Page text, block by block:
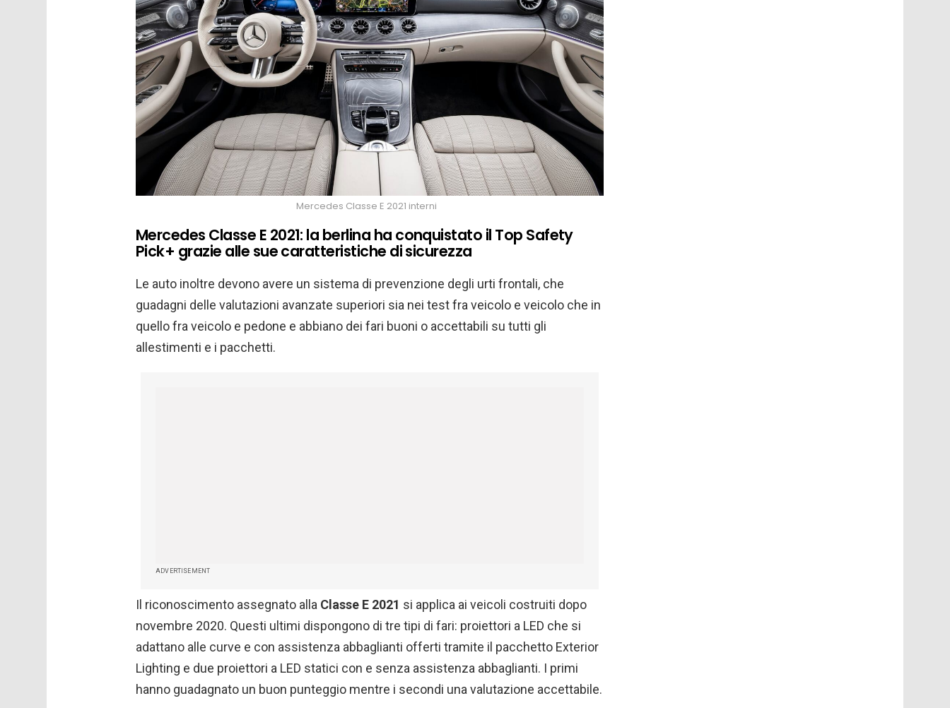
Mercedes Classe E 2021 interni
Mercedes Classe E 2021: la berlina ha conquistato il Top Safety
Pick+ grazie alle sue caratteristiche di sicurezza
Le auto inoltre devono avere un sistema di prevenzione degli urti frontali, che
guadagni delle valutazioni avanzate superiori sia nei test fra veicolo e veicolo che in
quello fra veicolo e pedone e abbiano dei fari buoni o accettabili su tutti gli
allestimenti e i pacchetti.
ADVERTISEMENT
Il riconoscimento assegnato alla Classe E 2021 si applica ai veicoli costruiti dopo
novembre 2020. Questi ultimi dispongono di tre tipi di fari: proiettori a LED che si
adattano alle curve e con assistenza abbaglianti offerti tramite il pacchetto Exterior
Lighting e due proiettori a LED statici con e senza assistenza abbaglianti. I primi
hanno guadagnato un buon punteggio mentre i secondi una valutazione accettabile.